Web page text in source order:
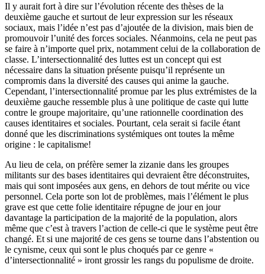
Il y aurait fort à dire sur l’évolution récente des thèses de la
deuxième gauche et surtout de leur expression sur les réseaux
sociaux, mais l’idée n’est pas d’ajoutée de la division, mais bien de
promouvoir l’unité des forces sociales. Néanmoins, cela ne peut pas
se faire à n’importe quel prix, notamment celui de la collaboration de
classe. L’intersectionnalité des luttes est un concept qui est
nécessaire dans la situation présente puisqu’il représente un
compromis dans la diversité des causes qui anime la gauche.
Cependant, l’intersectionnalité promue par les plus extrémistes de la
deuxième gauche ressemble plus à une politique de caste qui lutte
contre le groupe majoritaire, qu’une rationnelle coordination des
causes identitaires et sociales. Pourtant, cela serait si facile étant
donné que les discriminations systémiques ont toutes la même
origine : le capitalisme!
Au lieu de cela, on préfère semer la zizanie dans les groupes
militants sur des bases identitaires qui devraient être déconstruites,
mais qui sont imposées aux gens, en dehors de tout mérite ou vice
personnel. Cela porte son lot de problèmes, mais l’élément le plus
grave est que cette folie identitaire répugne de jour en jour
davantage la participation de la majorité de la population, alors
même que c’est à travers l’action de celle-ci que le système peut être
changé. Et si une majorité de ces gens se tourne dans l’abstention ou
le cynisme, ceux qui sont le plus choqués par ce genre «
d’intersectionnalité » iront grossir les rangs du populisme de droite.